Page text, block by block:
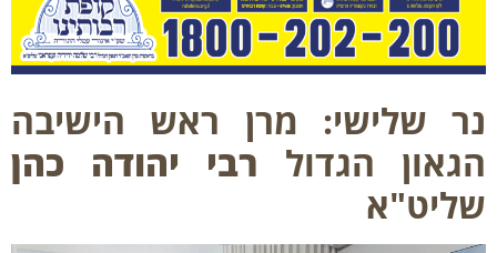
שלישי: מרן ראש הישיבה
הגדולרבי יהודה כהן